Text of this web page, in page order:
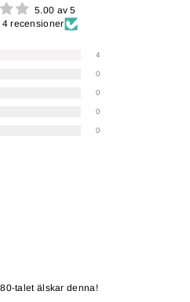
5.00 av 5
4 recensioner
4
0
0
0
0
talet älskar denna!